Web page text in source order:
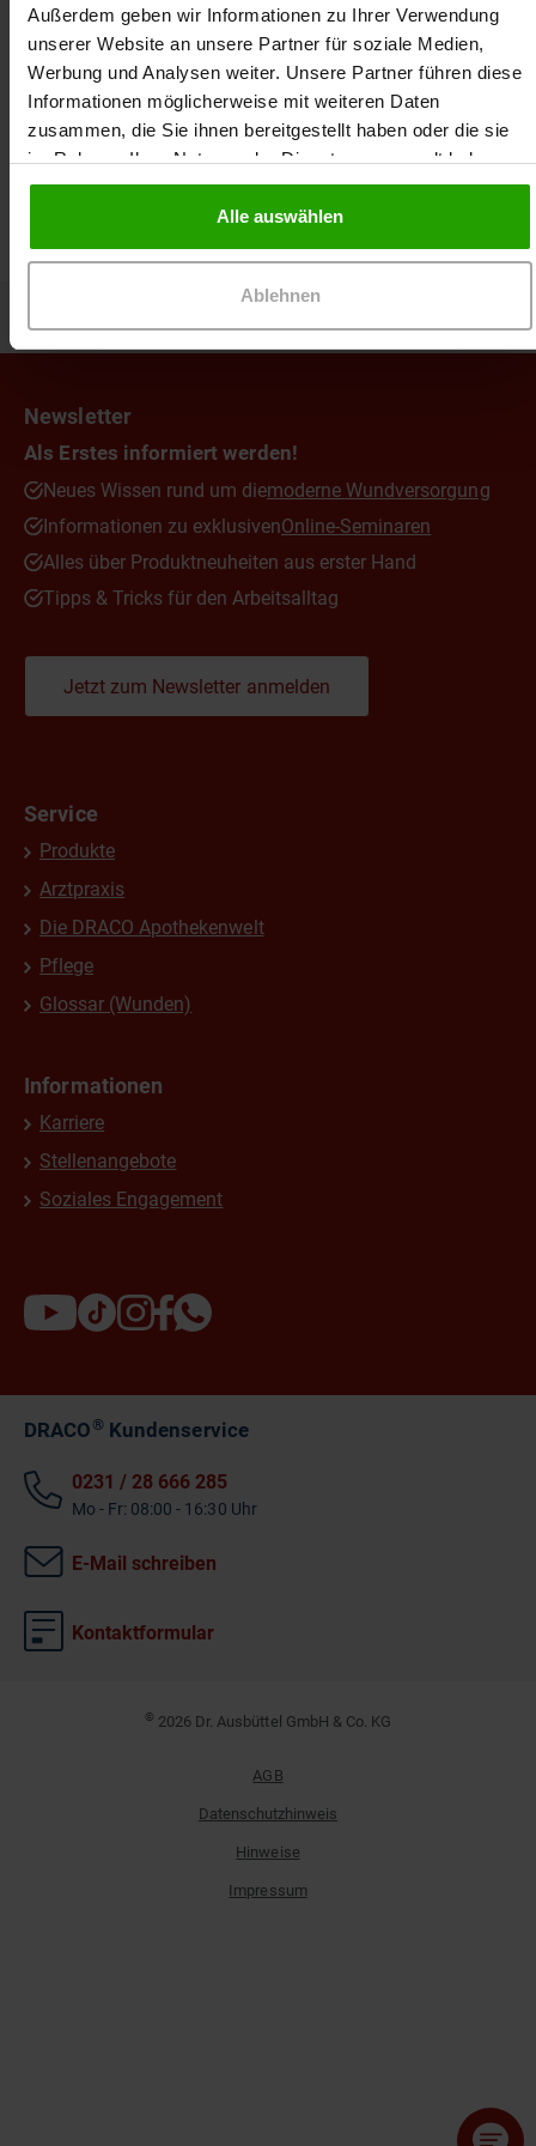
Außerdem geben wir Informationen zu Ihrer Verwendung
unserer Website an unsere Partner für soziale Medien,
Werbung und Analysen weiter. Unsere Partner führen diese
Informationen möglicherweise mit weiteren Daten
zusammen, die Sie ihnen bereitgestellt haben oder die sie
im Rahmen Ihrer Nutzung der Dienste gesammelt haben.
Alle auswählen
Ablehnen
Zertifikat
Die Ausstellung eines Zertifikates setzt die
vollständige Teilnahme an dem Online-Seminar
voraus. Das Zertifikat kann nur für den registrierten
Teilnehmer ausgestellt werden.
Referentin. Neben Produktschulungen,
Kommunikationstrainings und Vorträgen an PTA-
Schulen ist Claudia Pruck auch als Moderatorin für
unsere DRACO Workshops tätig.
Newsletter
Als Erstes informiert werden!
Neues Wissen rund um diemoderne Wundversorgung
Informationen zu exklusivenOnline-Seminaren
Alles über Produktneuheiten aus erster Hand
Tipps & Tricks für den Arbeitsalltag
Jetzt zum Newsletter anmelden
Service
Produkte
Arztpraxis
Die DRACO Apothekenwelt
Pflege
Glossar (Wunden)
Informationen
Karriere
Stellenangebote
Soziales Engagement
DRACO®Kundenservice
0231 / 28 666 285
Mo - Fr: 08:00 - 16:30 Uhr
E-Mail schreiben
Kontaktformular
© 2026 Dr. Ausbüttel GmbH & Co. KG
AGB
Datenschutzhinweis
Hinweise
Impressum